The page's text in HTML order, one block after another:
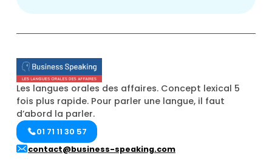
Les langues orales des affaires. Concept lexical 5
fois plus rapide. Pour parler une langue, il faut
d’abord la parler.
01 71 11 30 57
contact@business-speaking.com